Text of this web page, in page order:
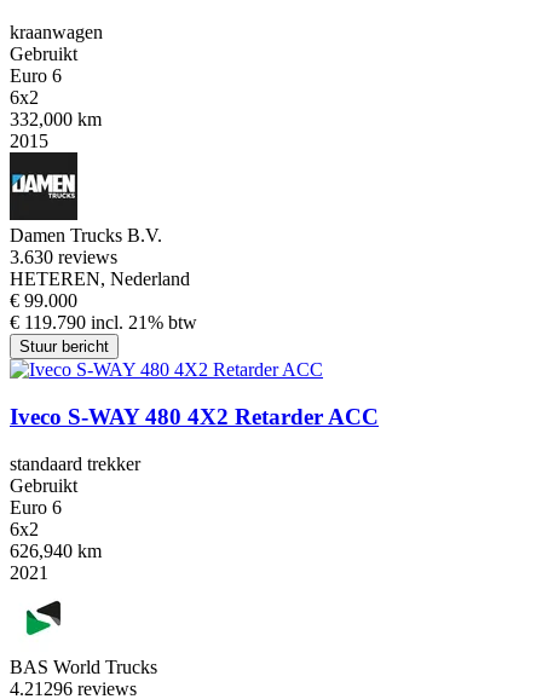
kraanwagen
Gebruikt
Euro 6
6x2
332,000 km
2015
Damen Trucks B.V.
3.630 reviews
HETEREN, Nederland
€ 99.000
€ 119.790 incl. 21% btw
Stuur bericht
Iveco S-WAY 480 4X2 Retarder ACC
standaard trekker
Gebruikt
Euro 6
6x2
626,940 km
2021
BAS World Trucks
4.21296 reviews